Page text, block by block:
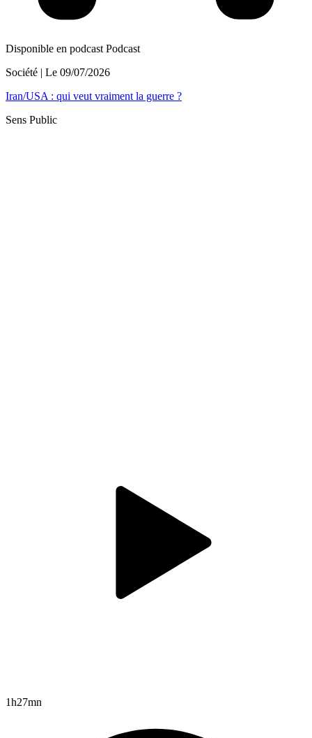
Disponible en podcast Podcast
Société | Le 09/07/2026
Iran/USA : qui veut vraiment la guerre ?
Sens Public
1h27mn